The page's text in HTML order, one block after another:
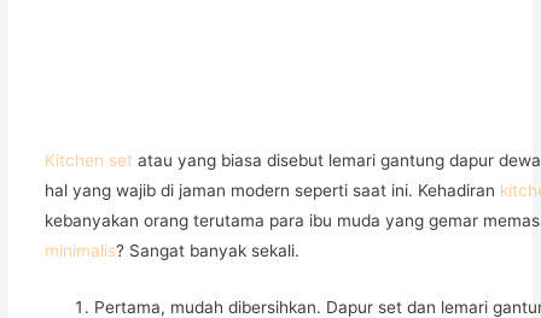
Kitchen set atau yang biasa disebut lemari gantung dapur
hal yang wajib di jaman modern seperti saat ini. Kehadiran
kebanyakan orang terutama para ibu muda yang gemar
minimalis? Sangat banyak sekali.
Pertama, mudah dibersihkan. Dapur set dan lemari